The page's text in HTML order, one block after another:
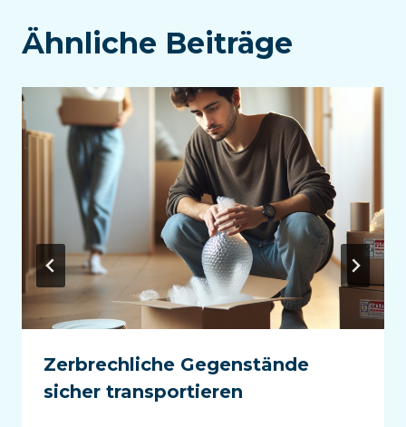
Ähnliche Beiträge
Zerbrechliche Gegenstände
sicher transportieren